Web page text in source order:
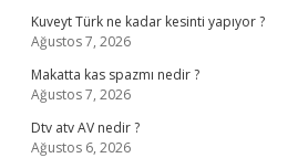
Kuveyt Türk ne kadar kesinti yapıyor ?
Ağustos 7, 2026
Makatta kas spazmı nedir ?
Ağustos 7, 2026
Dtv atv AV nedir ?
Ağustos 6, 2026